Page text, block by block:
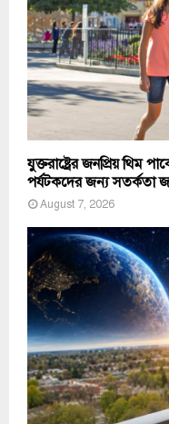
যুক্তরাষ্ট্রের জনপ্রিয় থিম
পর্যটকদের জন্য সতর্কতা
August 7, 2026